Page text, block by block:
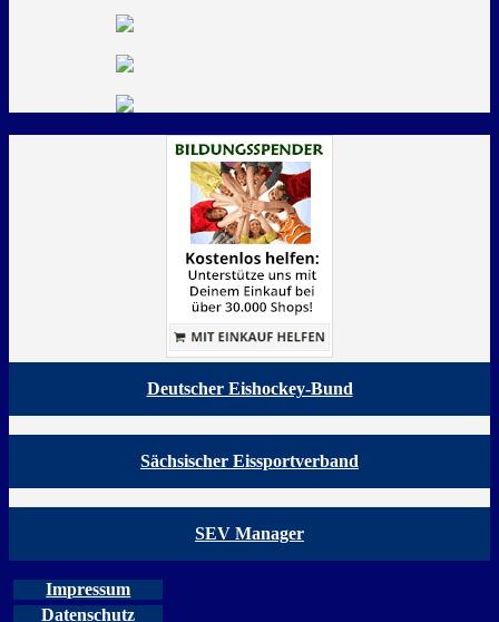
Deutscher Eishockey-Bund
Sächsischer Eissportverband
SEV Manager
Impressum
Datenschutz